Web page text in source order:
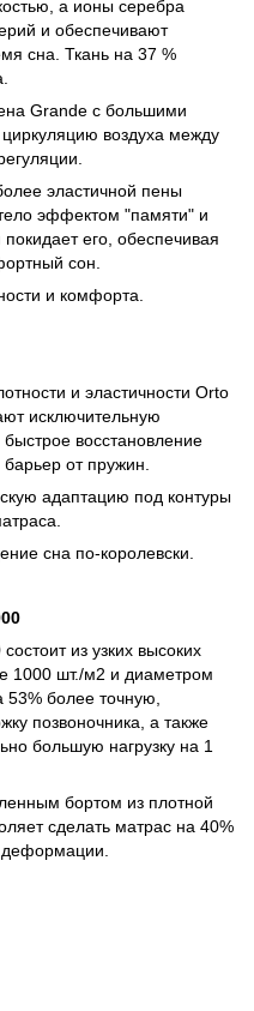
а ионы серебра
и обеспечивают
сна. Ткань на 37 %
Grande с большими
воздуха между
эластичной пены
эффектом "памяти" и
его, обеспечивая
сон.
и комфорта.
и эластичности Orto
исключительную
восстановление
от пружин.
адаптацию под контуры
сна по-королевски.
из узких высоких
1000 шт./м2 и диаметром
53% более точную,
позвоночника, а также
большую нагрузку на 1
бортом из плотной
сделать матрас на 40%